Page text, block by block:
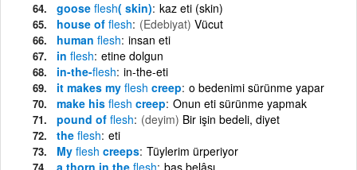
goose flesh( skin) kaz eti (skin)
house of flesh (Edebiyat) Vücut
human flesh insan eti
in flesh etine dolgun
in-the-flesh in-the-eti
it makes my flesh creep o bedenimi sürünme yapar
make his flesh creep Onun eti sürünme yapmak
pound of flesh (deyim) Bir işin bedeli, diyet
the flesh eti
My flesh creeps Tüylerim ürperiyor
a thorn in the flesh baş belâsı